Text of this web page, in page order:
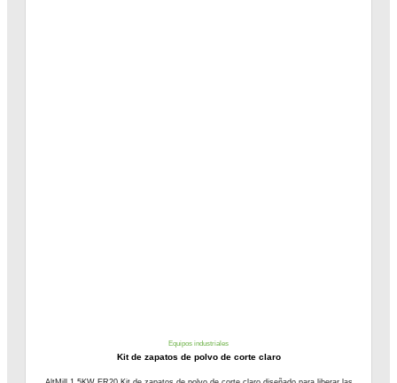
Equipos industriales
Kit de zapatos de polvo de corte claro